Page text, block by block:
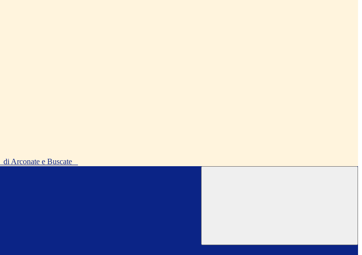
di Arconate e Buscate